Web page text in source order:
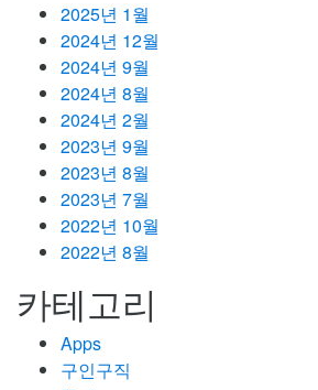
2025년 1월
2024년 12월
2024년 9월
2024년 8월
2024년 2월
2023년 9월
2023년 8월
2023년 7월
2022년 10월
2022년 8월
카테고리
Apps
구인구직